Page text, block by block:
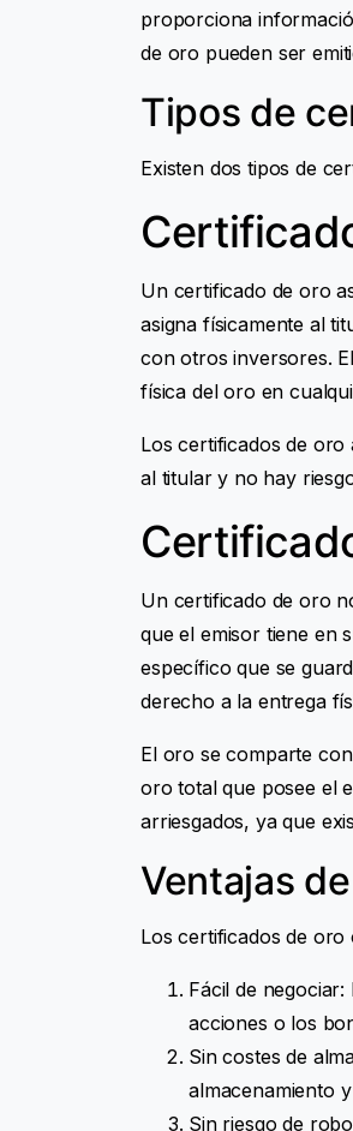
proporciona
de oro pueden ser
Tipos de
Existen dos tipos de
Un certificado de oro
asigna físicamente al
con otros inversores.
física del oro en
Los certificados de oro
al titular y no hay
Un certificado de oro
que el emisor tiene en
específico que se
derecho a la entrega
El oro se comparte
oro total que posee el
arriesgados, ya que
Ventajas
Los certificados de
Fácil de
acciones o los
Sin costes de
almacenamiento
Sin riesgo de